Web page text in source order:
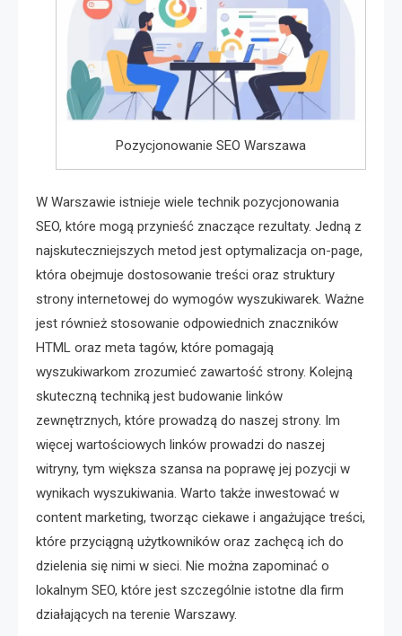
Pozycjonowanie SEO Warszawa
W Warszawie istnieje wiele technik pozycjonowania
SEO, które mogą przynieść znaczące rezultaty. Jedną z
najskuteczniejszych metod jest optymalizacja on-page,
która obejmuje dostosowanie treści oraz struktury
strony internetowej do wymogów wyszukiwarek. Ważne
jest również stosowanie odpowiednich znaczników
HTML oraz meta tagów, które pomagają
wyszukiwarkom zrozumieć zawartość strony. Kolejną
skuteczną techniką jest budowanie linków
zewnętrznych, które prowadzą do naszej strony. Im
więcej wartościowych linków prowadzi do naszej
witryny, tym większa szansa na poprawę jej pozycji w
wynikach wyszukiwania. Warto także inwestować w
content marketing, tworząc ciekawe i angażujące treści,
które przyciągną użytkowników oraz zachęcą ich do
dzielenia się nimi w sieci. Nie można zapominać o
lokalnym SEO, które jest szczególnie istotne dla firm
działających na terenie Warszawy.